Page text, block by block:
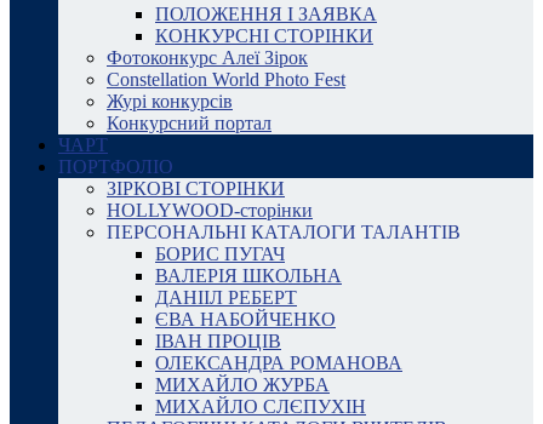
ПОЛОЖЕННЯ І ЗАЯВКА
КОНКУРСНІ СТОРІНКИ
Фотоконкурс Алеї Зірок
Constellation World Photo Fest
Журі конкурсів
Конкурсний портал
ЧАРТ
ПОРТФОЛІО
ЗІРКОВІ СТОРІНКИ
HOLLYWOOD-сторінки
ПЕРСОНАЛЬНІ КАТАЛОГИ ТАЛАНТІВ
БОРИС ПУГАЧ
ВАЛЕРІЯ ШКОЛЬНА
ДАНІІЛ РЕБЕРТ
ЄВА НАБОЙЧЕНКО
ІВАН ПРОЦІВ
ОЛЕКСАНДРА РОМАНОВА
МИХАЙЛО ЖУРБА
МИХАЙЛО СЛЄПУХІН